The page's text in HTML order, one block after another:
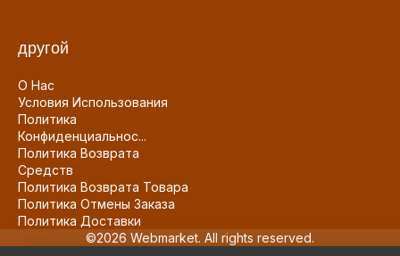
другой
О Нас
Условия Использования
Политика
Конфиденциальнос...
Политика Возврата
Средств
Политика Возврата Товара
Политика Отмены Заказа
Политика Доставки
©2026 Webmarket. All rights reserved.